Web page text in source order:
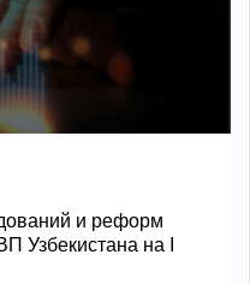
и реформ
Узбекистана на I